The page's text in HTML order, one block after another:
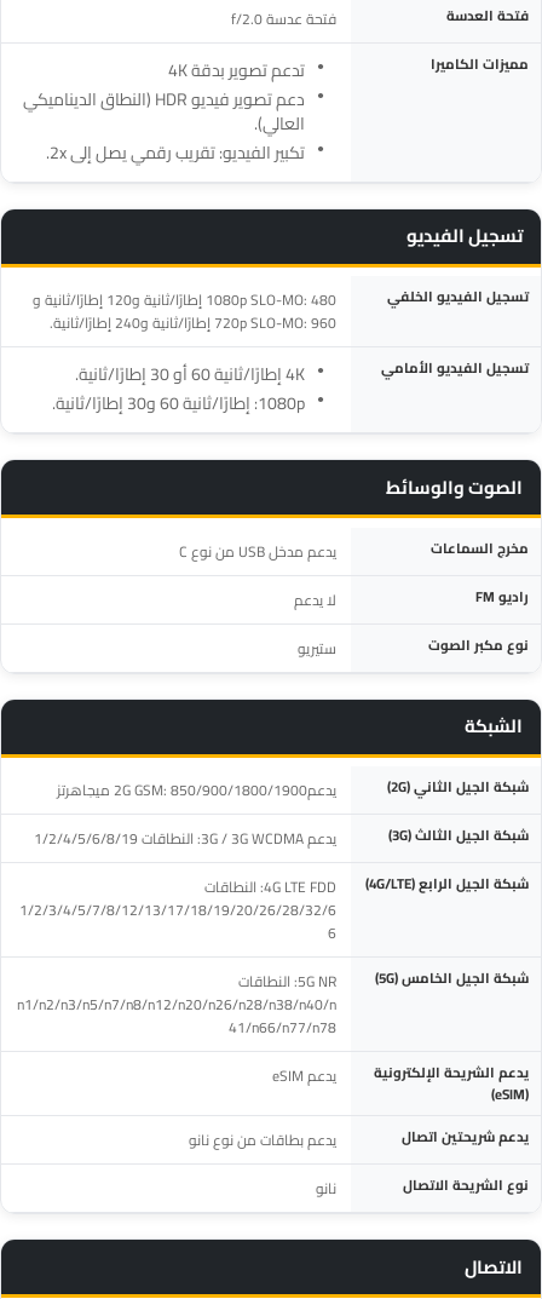
فتحة العدسة فتحة عدسة f/2.0
مميزات الكاميرا
تدعم تصوير بدقة 4K
دعم تصوير فيديو HDR (النطاق الديناميكي
العالي).
تكبير الفيديو: تقريب رقمي يصل إلى 2x.
تسجيل الفيديو
المواصفةالتفاصيل
تسجيل الفيديو الخلفي
1080p SLO-MO: 480 إطارًا/ثانية و120 إطارًا/ثانية و
720p SLO-MO: 960 إطارًا/ثانية و240 إطارًا/ثانية.
تسجيل الفيديو الأمامي
4K إطارًا/ثانية 60 أو 30 إطارًا/ثانية.
1080p: إطارًا/ثانية 60 و30 إطارًا/ثانية.
الصوت والوسائط
المواصفة التفاصيل
مخرج السماعات يدعم مدخل USB من نوع C
راديو FM لا يدعم
نوع مكبر الصوت ستيريو
الشبكة
المواصفة التفاصيل
شبكة الجيل الثاني (2G) يدعم2G GSM: 850/900/1800/1900 ميجاهرتز
شبكة الجيل الثالث (3G) يدعم 3G / 3G WCDMA: النطاقات 1/2/4/5/6/8/19
شبكة الجيل الرابع (4G/LTE)
4G LTE FDD: النطاقات
1/2/3/4/5/7/8/12/13/17/18/19/20/26/28/32/6
6
شبكة الجيل الخامس (5G)
5G NR: النطاقات
n1/n2/n3/n5/n7/n8/n12/n20/n26/n28/n38/n40/n
41/n66/n77/n78
يدعم الشريحة الإلكترونية
(eSIM)
يدعم eSIM
يدعم شريحتين اتصال يدعم بطاقات من نوع نانو
نوع الشريحة الاتصال نانو
الاتصال